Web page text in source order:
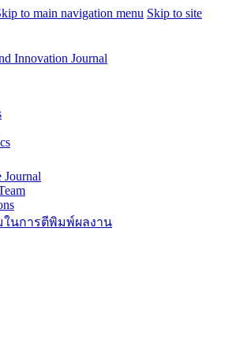
to main navigation menu Skip to site
Innovation Journal
Journal
ในการตีพิมพ์ผลงาน